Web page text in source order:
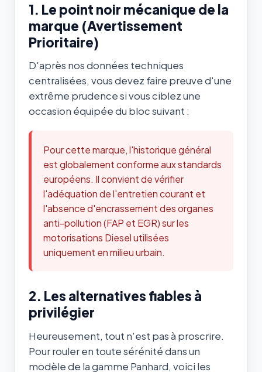
1. Le point noir mécanique de la
marque (Avertissement
Prioritaire)
D'après nos données techniques
centralisées, vous devez faire preuve d'une
extrême prudence si vous ciblez une
occasion équipée du bloc suivant :
Pour cette marque, l'historique général
est globalement conforme aux standards
européens. Il convient de vérifier
l'adéquation de l'entretien courant et
l'absence d'encrassement des organes
anti-pollution (FAP et EGR) sur les
motorisations Diesel utilisées
uniquement en milieu urbain.
2. Les alternatives fiables à
privilégier
Heureusement, tout n'est pas à proscrire.
Pour rouler en toute sérénité dans un
modèle de la gamme Panhard, voici les